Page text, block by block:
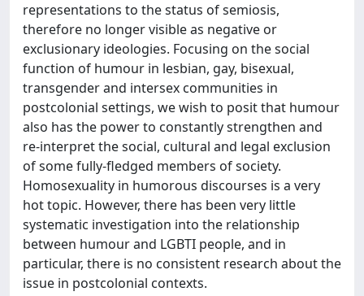
representations to the status of semiosis,
therefore no longer visible as negative or
exclusionary ideologies. Focusing on the social
function of humour in lesbian, gay, bisexual,
transgender and intersex communities in
postcolonial settings, we wish to posit that humour
also has the power to constantly strengthen and
re-interpret the social, cultural and legal exclusion
of some fully-fledged members of society.
Homosexuality in humorous discourses is a very
hot topic. However, there has been very little
systematic investigation into the relationship
between humour and LGBTI people, and in
particular, there is no consistent research about the
issue in postcolonial contexts.